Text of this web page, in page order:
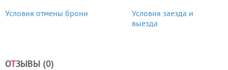
Условия отмены брони
Условия заезда и
выезда
ОТЗЫВЫ (0)